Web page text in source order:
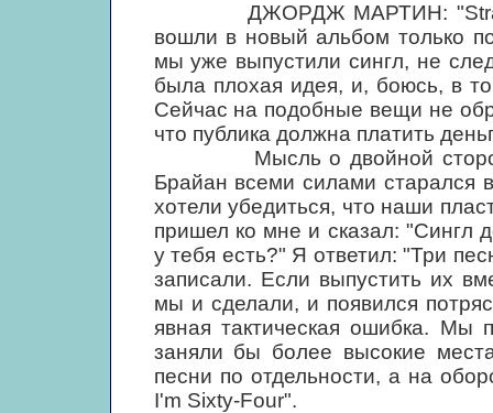
ДЖОРДЖ МАРТИН:
вошли в новый альбом только
мы уже выпустили сингл, не
была плохая идея, и, боюсь, в
Сейчас на подобные вещи не
что публика должна платить
Мысль о двойной стороне
Брайан всеми силами старался
хотели убедиться, что наши
пришел ко мне и сказал: "Сингл
у тебя есть?" Я ответил: "Три
записали. Если выпустить их
мы и сделали, и появился
явная тактическая ошибка. Мы
заняли бы более высокие
песни по отдельности, а на
I'm Sixty-Four".